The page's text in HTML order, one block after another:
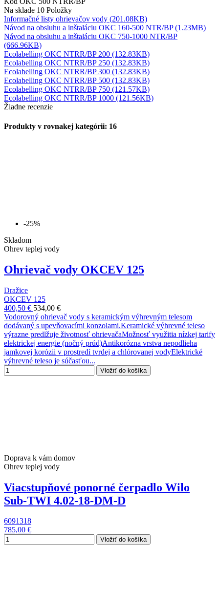
Na sklade 10 Položky
Informačné listy ohrievačov vody (201.08KB)
Návod na obsluhu a inštaláciu OKC 160-500 NTR/BP (1.23MB)
Návod na obsluhu a inštaláciu OKC 750-1000 NTR/BP
(666.96KB)
Ecolabelling OKC NTRR/BP 200 (132.83KB)
Ecolabelling OKC NTRR/BP 250 (132.83KB)
Ecolabelling OKC NTRR/BP 300 (132.83KB)
Ecolabelling OKC NTRR/BP 500 (132.83KB)
Ecolabelling OKC NTRR/BP 750 (121.57KB)
Ecolabelling OKC NTRR/BP 1000 (121.56KB)
Žiadne recenzie
Produkty v rovnakej kategórii: 16
-25%
Skladom
Ohrev teplej vody
Ohrievač vody OKCEV 125
Dražice
OKCEV 125
400,50 € 534,00 €
Vodorovný ohrievač vody s keramickým výhrevným telesom
dodávaný s upevňovacími konzolami.Keramické výhrevné teleso
výrazne predlžuje životnosť ohrievačaMožnosť využitia nízkej tarify
elektrickej energie (nočný prúd)Antikorózna vrstva nepodlieha
jamkovej korózii v prostredí tvrdej a chlórovanej vodyElektrické
výhrevné teleso je súčasťou...
Vložiť do košíka
Doprava k vám domov
Ohrev teplej vody
Viacstupňové ponorné čerpadlo Wilo
Sub-TWI 4.02-18-DM-D
6091318
785,00 €
Vložiť do košíka